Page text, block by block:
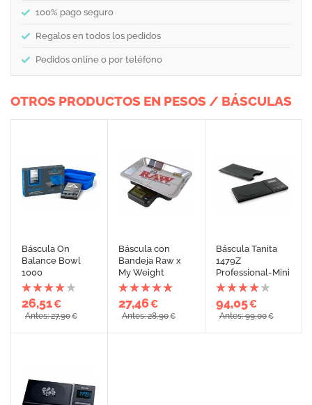
100% pago seguro
Regalos en todos los pedidos
Pedidos online o por teléfono
OTROS PRODUCTOS EN PESOS / BÁSCULAS
Báscula On
Balance Bowl
1000
26,51€
Antes: 27,90€
Báscula con
Bandeja Raw x
My Weight
27,46€
Antes: 28,90€
Báscula Tanita
1479Z
Professional-Mini
94,05€
Antes: 99,00€